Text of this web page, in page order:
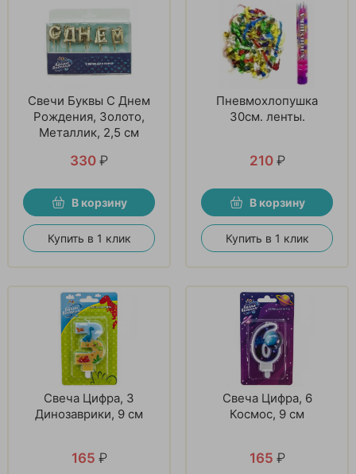
Свечи Буквы С Днем
Рождения, Золото,
Металлик, 2,5 см
330 ₽
В корзину
Купить в 1 клик
Пневмохлопушка
30см. ленты.
210 ₽
В корзину
Купить в 1 клик
Свеча Цифра, 3
Динозаврики, 9 см
165 ₽
Свеча Цифра, 6
Космос, 9 см
165 ₽